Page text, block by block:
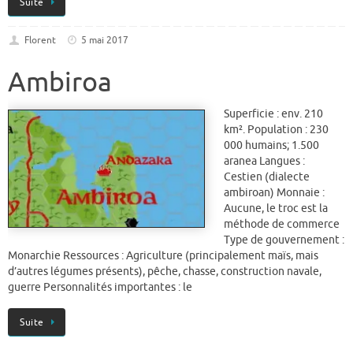
Florent 5 mai 2017
Ambiroa
Superficie : env. 210
km². Population : 230
000 humains; 1.500
aranea Langues :
Cestien (dialecte
ambiroan) Monnaie :
Aucune, le troc est la
méthode de commerce
Type de gouvernement :
Monarchie Ressources : Agriculture (principalement maïs, mais
d’autres légumes présents), pêche, chasse, construction navale,
guerre Personnalités importantes : le
Suite